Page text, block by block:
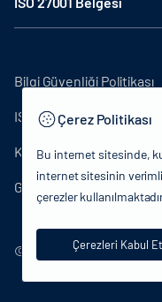
© 2024 T.C.Kültür ve
Bilgi Güvenliği Politikası
ISO27001
KVKK Aydınlatma Metni
Gizlilik Politikası
Çerez Politikası
Bu internet sitesinde,
internet sitesinin verimli
çerezler
Çerezleri Kabul Et